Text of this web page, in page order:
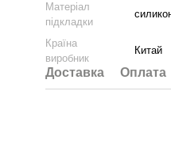
Матеріал
підкладки
Країна
виробник
Китай
Доставка Оплата